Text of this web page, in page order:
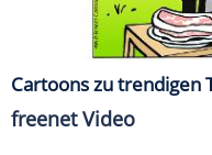
Cartoons zu trendigen
freenet Video